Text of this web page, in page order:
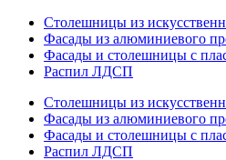
Столешницы из
Фасады из алюминиевого
Фасады и столешницы с
Распил ЛДСП
Столешницы из
Фасады из алюминиевого
Фасады и столешницы с
Распил ЛДСП